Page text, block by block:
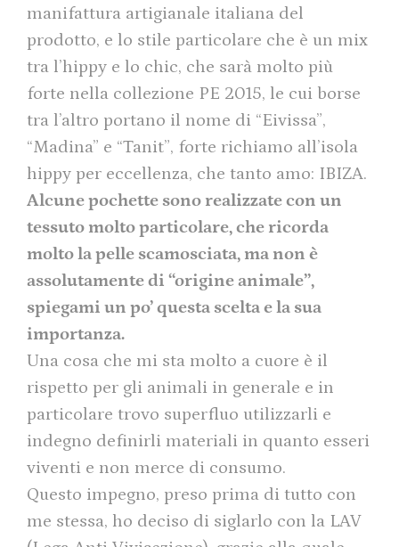
manifattura artigianale italiana del
prodotto, e lo stile particolare che è un mix
tra l’hippy e lo chic, che sarà molto più
forte nella collezione PE 2015, le cui borse
tra l’altro portano il nome di “Eivissa”,
“Madina” e “Tanit”, forte richiamo all’isola
hippy per eccellenza, che tanto amo: IBIZA.
Alcune pochette sono realizzate con un
tessuto molto particolare, che ricorda
molto la pelle scamosciata, ma non è
assolutamente di “origine animale”,
spiegami un po’ questa scelta e la sua
importanza.
Una cosa che mi sta molto a cuore è il
rispetto per gli animali in generale e in
particolare trovo superfluo utilizzarli e
indegno definirli materiali in quanto esseri
viventi e non merce di consumo.
Questo impegno, preso prima di tutto con
me stessa, ho deciso di siglarlo con la LAV